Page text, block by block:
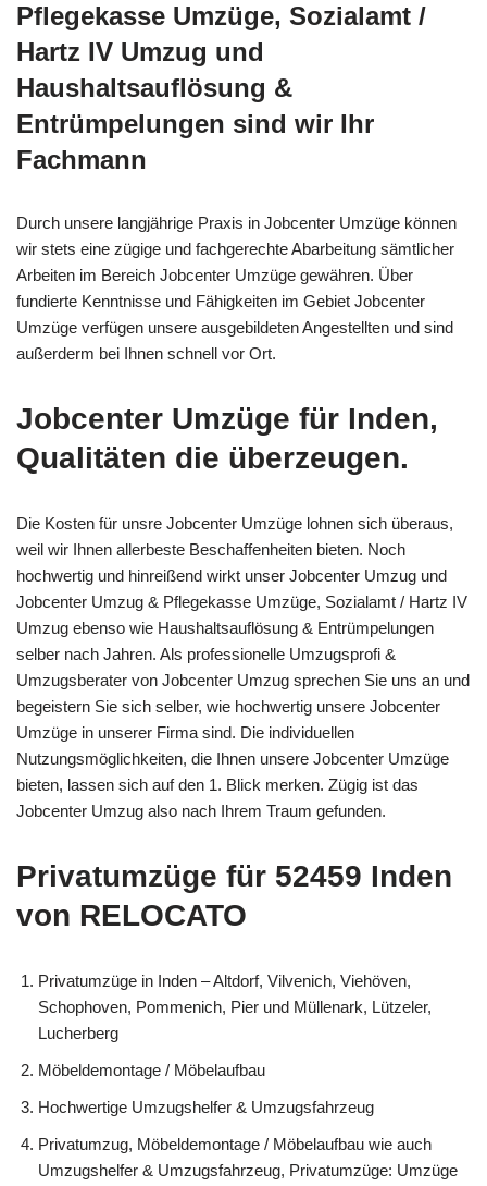
Pflegekasse Umzüge, Sozialamt /
Hartz IV Umzug und
Haushaltsauflösung &
Entrümpelungen sind wir Ihr
Fachmann
Durch unsere langjährige Praxis in Jobcenter Umzüge können
wir stets eine zügige und fachgerechte Abarbeitung sämtlicher
Arbeiten im Bereich Jobcenter Umzüge gewähren. Über
fundierte Kenntnisse und Fähigkeiten im Gebiet Jobcenter
Umzüge verfügen unsere ausgebildeten Angestellten und sind
außerderm bei Ihnen schnell vor Ort.
Jobcenter Umzüge für Inden,
Qualitäten die überzeugen.
Die Kosten für unsre Jobcenter Umzüge lohnen sich überaus,
weil wir Ihnen allerbeste Beschaffenheiten bieten. Noch
hochwertig und hinreißend wirkt unser Jobcenter Umzug und
Jobcenter Umzug & Pflegekasse Umzüge, Sozialamt / Hartz IV
Umzug ebenso wie Haushaltsauflösung & Entrümpelungen
selber nach Jahren. Als professionelle Umzugsprofi &
Umzugsberater von Jobcenter Umzug sprechen Sie uns an und
begeistern Sie sich selber, wie hochwertig unsere Jobcenter
Umzüge in unserer Firma sind. Die individuellen
Nutzungsmöglichkeiten, die Ihnen unsere Jobcenter Umzüge
bieten, lassen sich auf den 1. Blick merken. Zügig ist das
Jobcenter Umzug also nach Ihrem Traum gefunden.
Privatumzüge für 52459 Inden
von RELOCATO
Privatumzüge in Inden – Altdorf, Vilvenich, Viehöven,
Schophoven, Pommenich, Pier und Müllenark, Lützeler,
Lucherberg
Möbeldemontage / Möbelaufbau
Hochwertige Umzugshelfer & Umzugsfahrzeug
Privatumzug, Möbeldemontage / Möbelaufbau wie auch
Umzugshelfer & Umzugsfahrzeug, Privatumzüge: Umzüge